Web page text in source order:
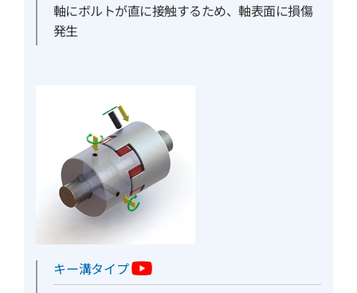
軸にボルトが直に接触するため、軸表面に損傷
発生
キー溝タイプ